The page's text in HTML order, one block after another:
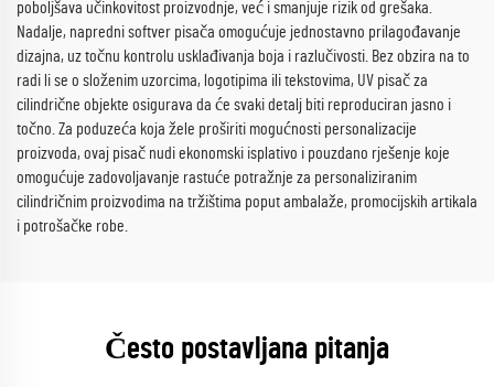
poboljšava učinkovitost proizvodnje, već i smanjuje rizik od grešaka.
Nadalje, napredni softver pisača omogućuje jednostavno prilagođavanje
dizajna, uz točnu kontrolu usklađivanja boja i razlučivosti. Bez obzira na to
radi li se o složenim uzorcima, logotipima ili tekstovima, UV pisač za
cilindrične objekte osigurava da će svaki detalj biti reproduciran jasno i
točno. Za poduzeća koja žele proširiti mogućnosti personalizacije
proizvoda, ovaj pisač nudi ekonomski isplativo i pouzdano rješenje koje
omogućuje zadovoljavanje rastuće potražnje za personaliziranim
cilindričnim proizvodima na tržištima poput ambalaže, promocijskih artikala
i potrošačke robe.
Često postavljana pitanja